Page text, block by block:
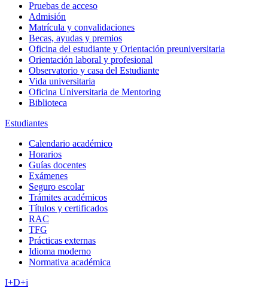
Pruebas de acceso
Admisión
Matrícula y convalidaciones
Becas, ayudas y premios
Oficina del estudiante y Orientación preuniversitaria
Orientación laboral y profesional
Observatorio y casa del Estudiante
Vida universitaria
Oficina Universitaria de Mentoring
Biblioteca
Estudiantes
Calendario académico
Horarios
Guías docentes
Exámenes
Seguro escolar
Trámites académicos
Títulos y certificados
RAC
TFG
Prácticas externas
Idioma moderno
Normativa académica
I+D+i